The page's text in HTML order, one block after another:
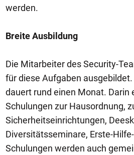
werden.
Breite Ausbildung
Die Mitarbeiter des Security-
für diese Aufgaben
dauert rund einen Monat. Darin
Schulungen zur Hausordnung,
Sicherheitseinrichtungen,
Diversitätsseminare, Erste-
Schulungen werden auch